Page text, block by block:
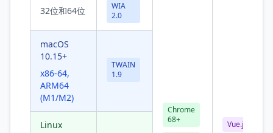
32位和64位
WIA
2.0
Chrome
68+
Vue.js
macOS
10.15+
x86-64,
ARM64
(M1/M2)
TWAIN
1.9
Linux